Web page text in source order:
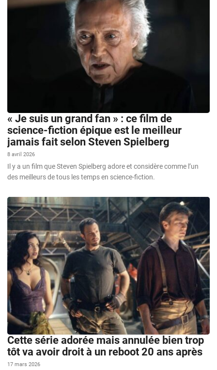
« Je suis un grand fan » : ce film de
science-fiction épique est le meilleur
jamais fait selon Steven Spielberg
8 avril 2026
Il y a un film que Steven Spielberg adore et considère comme l’un
des meilleurs de tous les temps en science-fiction.
Cette série adorée mais annulée bien trop
tôt va avoir droit à un reboot 20 ans après
17 mars 2026